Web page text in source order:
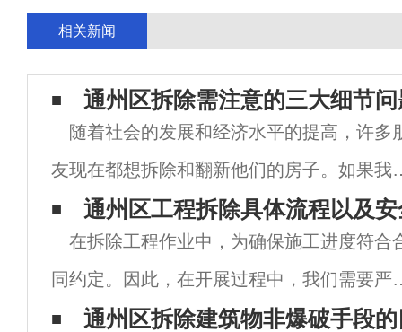
相关新闻
通州区拆除需注意的三大细节
随着社会的发展和经济水平的提高，许多
友现在都想拆除和翻新他们的房子。如果我
想翻新，需要拆除房子。在拆迁过程中，我
应该注意和遵守很多事情。如果我们不注意
管或梁的拆除，后果将非常严重。以下南京
除
通州区工程拆除具体流程以及
在拆除工程作业中，为确保施工进度符合
同约定。因此，在开展过程中，我们需要严
遵循相关流程。作为参与施工的工作人员，
通州区拆除建筑物非爆破手段